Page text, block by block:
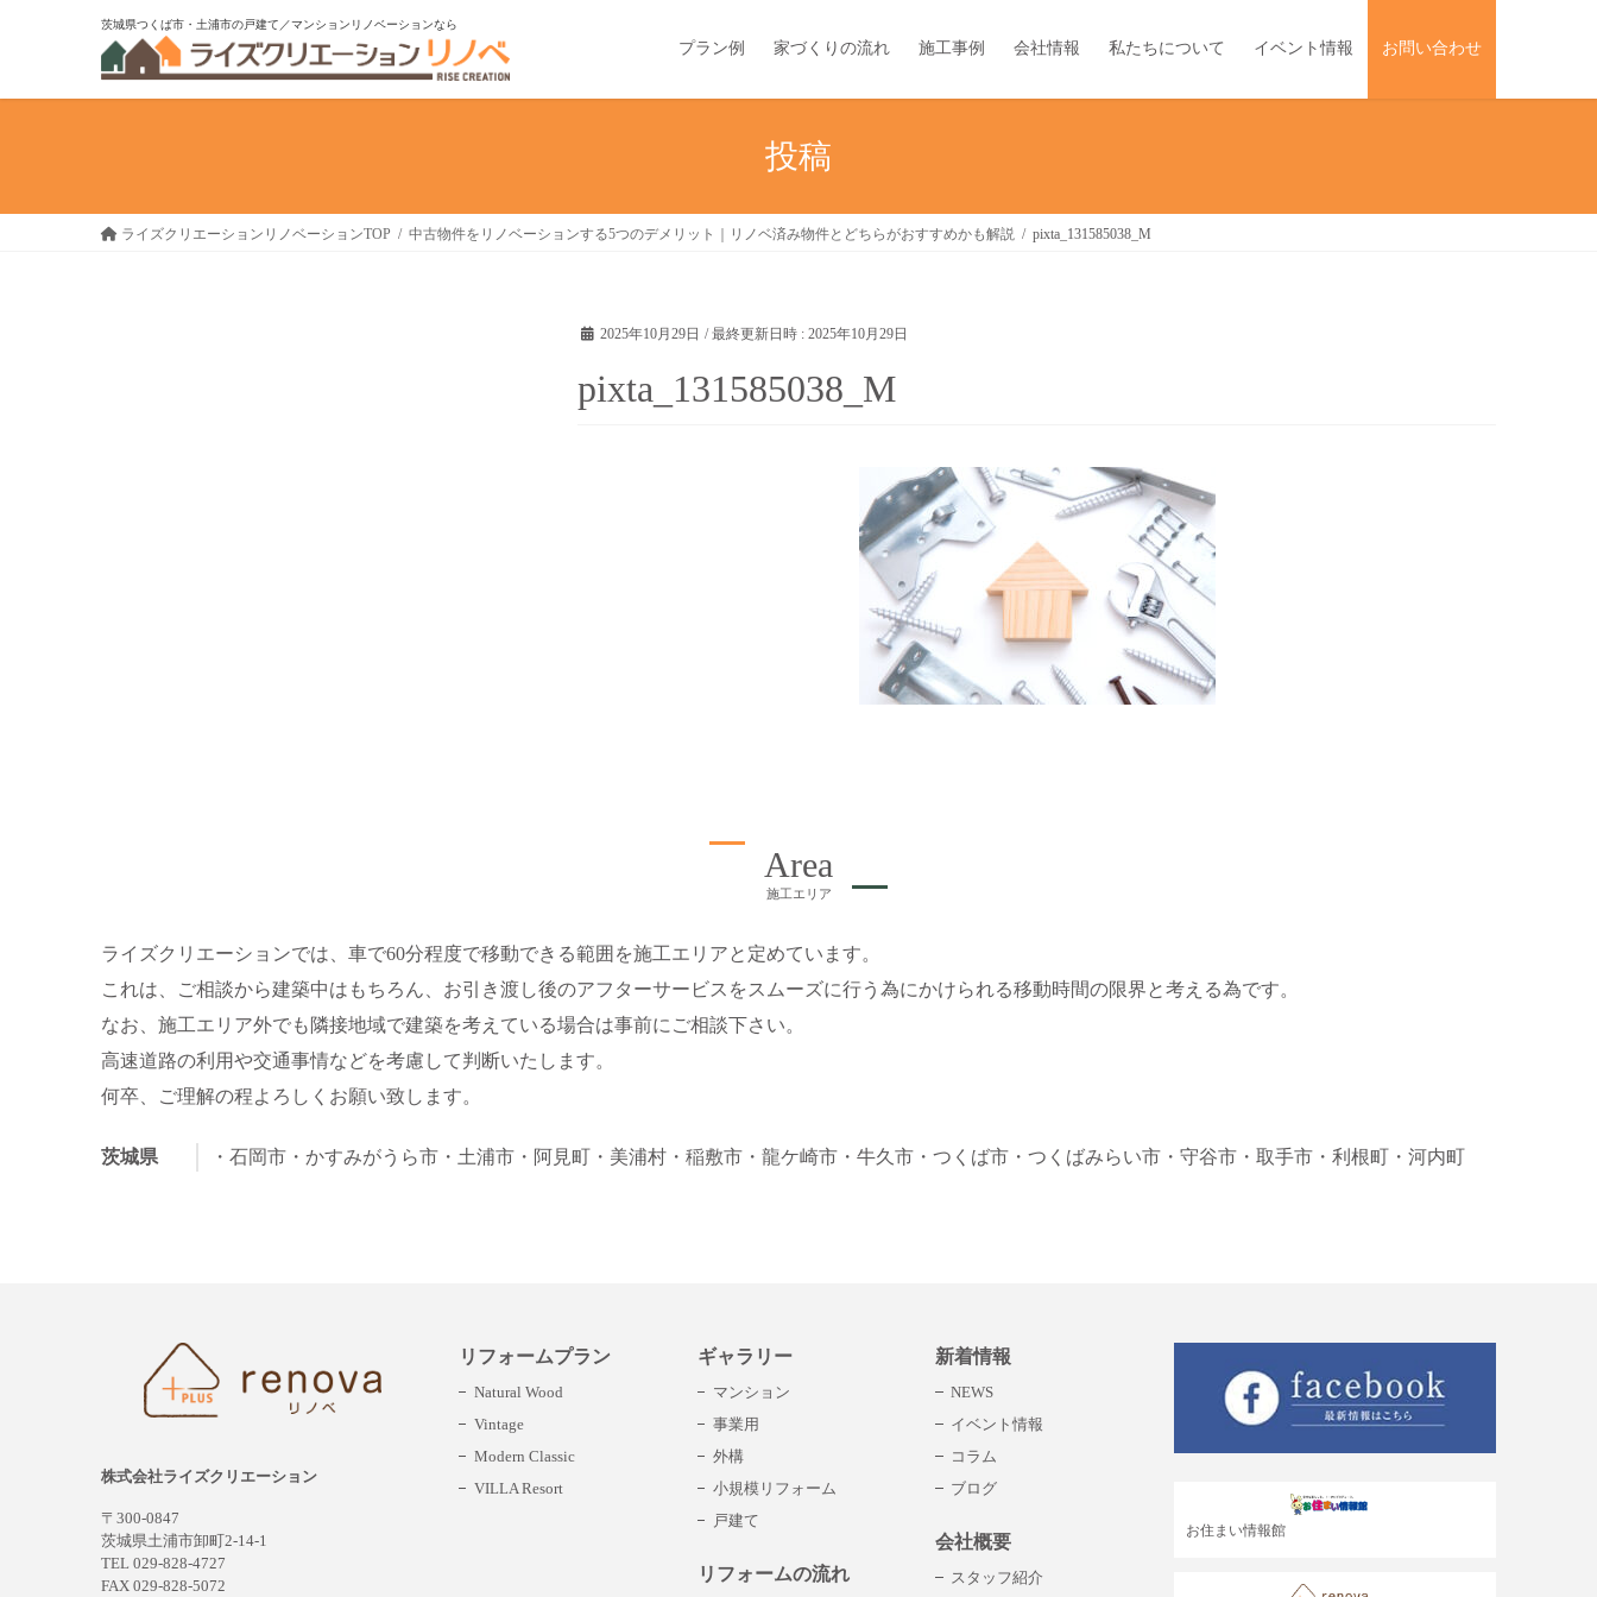
ン
キ
ー
に
茨城県つくば市・土浦市の戸建て／マンションリノベーションなら
プラン例 家づくりの流れ 施工事例 会社情報 私たちについて イベント情報 お問い合わせ
投稿
ライズクリエーションリノベーションTOP 中古物件をリノベーションする5つのデメリット｜リノベ済み物件とどちらがおすすめかも解説 pixta_131585038_M
2025年10月29日 / 最終更新日時 :2025年10月29日
pixta_131585038_M
Area
施工エリア
ライズクリエーションでは、車で60分程度で移動できる範囲を施工エリアと定めています。
これは、ご相談から建築中はもちろん、お引き渡し後のアフターサービスをスムーズに行う為にかけられる移動時間の限界と考える為です。
なお、施工エリア外でも隣接地域で建築を考えている場合は事前にご相談下さい。
高速道路の利用や交通事情などを考慮して判断いたします。
何卒、ご理解の程よろしくお願い致します。
茨城県 ・石岡市 ・かすみがうら市 ・土浦市 ・阿見町 ・美浦村 ・稲敷市 ・龍ケ崎市 ・牛久市 ・つくば市 ・つくばみらい市 ・守谷市 ・取手市 ・利根町 ・河内町
株式会社ライズクリエーション
〒300-0847
茨城県土浦市卸町2-14-1
TEL 029-828-4727
FAX 029-828-5072
リフォームプラン
Natural Wood
Vintage
Modern Classic
VILLA Resort
ギャラリー
マンション
事業用
外構
小規模リフォーム
戸建て
リフォームの流れ
新着情報
NEWS
イベント情報
コラム
ブログ
会社概要
スタッフ紹介
お住まい情報館